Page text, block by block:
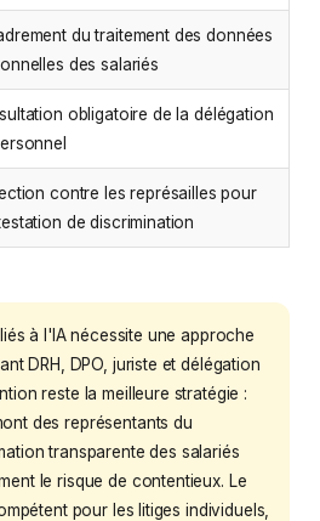
du traitement des données
des salariés
obligatoire de la délégation
contre les représailles pour
de discrimination
à l'IA nécessite une approche
DRH, DPO, juriste et délégation
reste la meilleure stratégie :
des représentants du
transparente des salariés
le risque de contentieux. Le
pour les litiges individuels,